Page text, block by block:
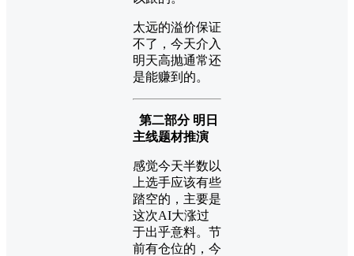
太远的溢价保证
不了，今天介入
明天高抛通常还
是能赚到的。
第二部分 明日
主线题材推演
感觉今天半数以
上选手应该有些
踏空的，主要是
这次AI大涨过
于出乎意料。节
前有仓位的，今